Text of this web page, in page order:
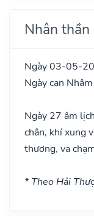
Nhân
Ngày 03-05-
Ngày can
Ngày 27 âm
chân, khí xung
thương, va
* Theo Hải